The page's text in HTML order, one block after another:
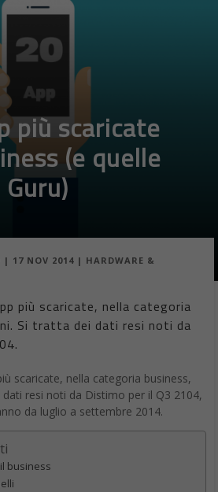
più scaricate
(e quelle
| 17 NOV 2014 | HARDWARE &
più scaricate, nella categoria
Si tratta dei dati resi noti da
scaricate, nella categoria business,
resi noti da Distimo per il Q3 2104,
da luglio a settembre 2014.
business